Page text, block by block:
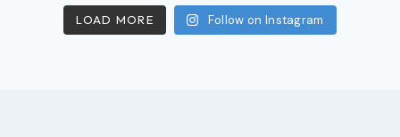
LOAD MORE Follow on Instagram